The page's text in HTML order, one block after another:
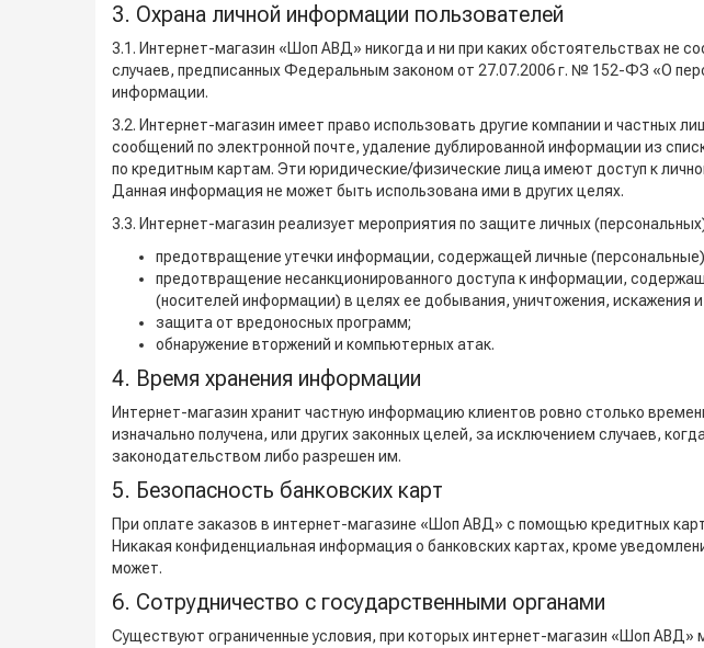
3. Охрана личной информации пользователей
3.1. Интернет-магазин «Шоп АВД» никогда и ни при каких обстоятельствах
случаев, предписанных Федеральным законом от 27.07.2006 г. № 152-ФЗ «О
информации.
3.2. Интернет-магазин имеет право использовать другие компании и частных
сообщений по электронной почте, удаление дублированной информации из
по кредитным картам. Эти юридические/физические лица имеют доступ к
Данная информация не может быть использована ими в других целях.
3.3. Интернет-магазин реализует мероприятия по защите личных
предотвращение утечки информации, содержащей личные
предотвращение несанкционированного доступа к информации,
(носителей информации) в целях ее добывания, уничтожения, искажения и
защита от вредоносных программ;
обнаружение вторжений и компьютерных атак.
4. Время хранения информации
Интернет-магазин хранит частную информацию клиентов ровно столько
изначально получена, или других законных целей, за исключением случаев,
законодательством либо разрешен им.
5. Безопасность банковских карт
При оплате заказов в интернет-магазине «Шоп АВД» с помощью кредитных
Никакая конфиденциальная информация о банковских картах, кроме
может.
6. Сотрудничество с государственными органами
Существуют ограниченные условия, при которых интернет-магазин «Шоп